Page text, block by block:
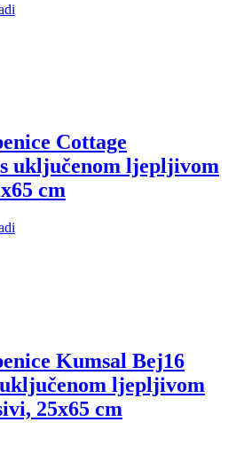
Cottage
uključenom ljepljivom
cm
Kumsal Bej16
ljepljivom
25x65 cm